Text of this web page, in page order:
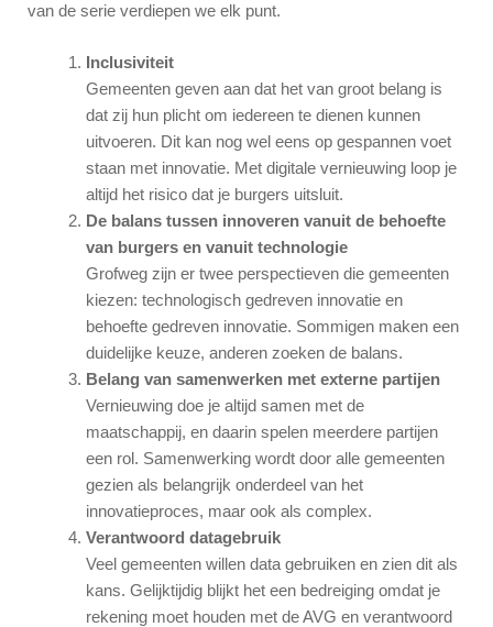
van de serie verdiepen we elk punt.
Inclusiviteit
Gemeenten geven aan dat het van groot belang is
dat zij hun plicht om iedereen te dienen kunnen
uitvoeren. Dit kan nog wel eens op gespannen voet
staan met innovatie. Met digitale vernieuwing loop je
altijd het risico dat je burgers uitsluit.
De balans tussen innoveren vanuit de behoefte
van burgers en vanuit technologie
Grofweg zijn er twee perspectieven die gemeenten
kiezen: technologisch gedreven innovatie en
behoefte gedreven innovatie. Sommigen maken een
duidelijke keuze, anderen zoeken de balans.
Belang van samenwerken met externe partijen
Vernieuwing doe je altijd samen met de
maatschappij, en daarin spelen meerdere partijen
een rol. Samenwerking wordt door alle gemeenten
gezien als belangrijk onderdeel van het
innovatieproces, maar ook als complex.
Verantwoord datagebruik
Veel gemeenten willen data gebruiken en zien dit als
kans. Gelijktijdig blijkt het een bedreiging omdat je
rekening moet houden met de AVG en verantwoord